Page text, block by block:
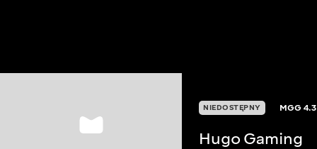
NIEDOSTĘPNY MGG4.3
Hugo Gaming